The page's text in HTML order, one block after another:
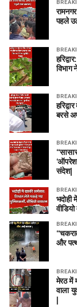
पहले
विभाग
बरसे
संदेश|
भदोही
वीडियो
और
मेरठ में
वाला